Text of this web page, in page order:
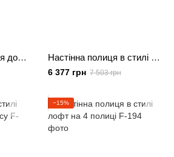
Настінний стелаж для дому, полиця для книг на 5 комірок з ЛДСП Настінна полиця в стилі лофт з металевим каркасом
6 377 грн 7 503 грн
−15%